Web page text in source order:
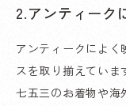
2.アンティーク
アンティークによ
スを取り揃えていま
七五三のお着物や海